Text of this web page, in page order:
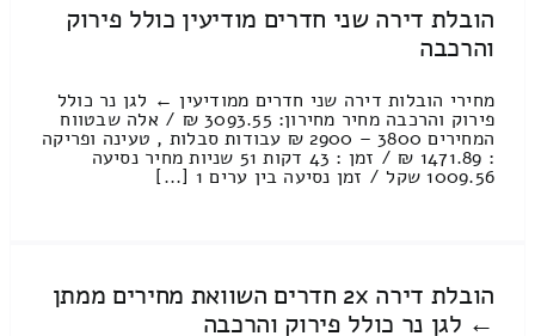
הובלת דירה שני חדרים מודיעין כולל פירוק
והרכבה
מחירי הובלות דירה שני חדרים ממודיעין ← לגן נר כולל
פירוק והרכבה מחיר מחירון: 3093.55 ₪ / אלה שבטווח
המחירים 3800 – 2900 ₪ עבודות סבלות , טעינה ופריקה
: 1471.89 ₪ / זמן : 43 דקות 51 שניות מחיר נסיעה
1009.56 שקל / זמן נסיעה בין ערים 1 [...]
הובלת דירה 2x חדרים השוואת מחירים ממתן
← לגן נר כולל פירוק והרכבה